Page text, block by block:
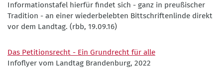
Informationstafel hierfür findet sich - ganz in preußischer
Tradition - an einer wiederbelebten Bittschriftenlinde direkt
vor dem Landtag. (rbb, 19.09.16)
Das Petitionsrecht - Ein Grundrecht für alle
Infoflyer vom Landtag Brandenburg, 2022